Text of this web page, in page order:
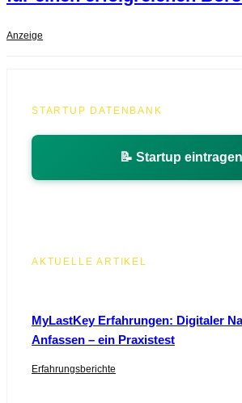
Anzeige
STARTUP DATENBANK
📝 Startup eintragen
AKTUELLE ARTIKEL
MyLastKey Erfahrungen: Digitaler
Anfassen – ein Praxistest
Erfahrungsberichte